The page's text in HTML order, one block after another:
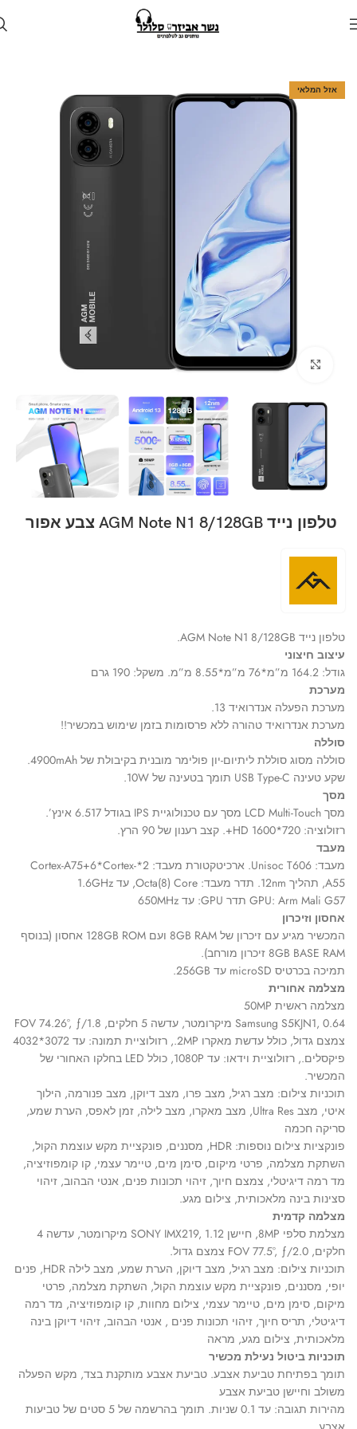
אזל המלאי
Click to enlarge
טלפון נייד AGM Note N1 8/128GB צבע אפור
טלפון נייד AGM Note N1 8/128GB.
עיצוב חיצוני
גודל: 164.2 מ”מ*76 מ”מ*8.55 מ”מ. משקל: 190 גרם
מערכת
מערכת הפעלה אנדרואיד 13.
מערכת אנדרואיד טהורה ללא פרסומות בזמן שימוש במכשיר!!
סוללה
סוללה מסוג סוללת ליתיום-יון פולימר מובנית בקיבולת של 4900mAh.
שקע טעינה USB Type-C תומך בטעינה של 10W.
מסך
מסך LCD Multi-Touch מסך עם טכנולוגיית IPS בגודל 6.517 אינץ’.
רזולוציה: 720*1600 HD+. קצב רענון של 90 הרץ.
מעבד
מעבד: Unisoc T606. ארכיטקטורת מעבד: 2*Cortex-A75+6*Cortex-
A55, תהליך 12nm. תדר מעבד: Octa(8) Core, עד 1.6GHz
GPU: Arm Mali G57 תדר GPU: עד 650MHz
אחסון וזיכרון
המכשיר מגיע עם זיכרון של 8GB RAM ועם 128GB ROM אחסון (בנוסף
8GB BASE RAM זיכרון מורחב).
תמיכה בכרטיס microSD עד 256GB.
מצלמה אחורית
מצלמה ראשית 50MP
Samsung S5KJN1, 0.64 מיקרומטר, עדשה 5 חלקים, FOV 74.26°, ƒ/1.8
צמצם גדול, כולל עדשת מאקרו 2MP., רזולוציית תמונה: עד 3072*4032
פיקסלים., רזולוציית וידאו: עד 1080P, כולל LED בחלקו האחורי של
המכשיר.
תוכניות צילום: מצב רגיל, מצב פרו, מצב דיוקן, מצב פנורמה, הילוך
איטי, מצב Ultra Res, מצב מאקרו, מצב לילה, זמן לאפס, הערת שמע,
סריקה חכמה
פונקציות צילום נוספות: HDR, מסננים, פונקציית מקש עוצמת הקול,
השתקת מצלמה, פרטי מיקום, סימן מים, טיימר עצמי, קו קומפוזיציה,
מד רמה דיגיטלי, צמצם חיוך, זיהוי תכונות פנים, אנטי הבהוב, זיהוי
סצינות בינה מלאכותית, צילום מגע.
מצלמה קדמית
מצלמת סלפי 8MP, חיישן SONY IMX219, 1.12 מיקרומטר, עדשה 4
חלקים, FOV 77.5°, ƒ/2.0 צמצם גדול.
תוכניות צילום: מצב רגיל, מצב דיוקן, הערת שמע, מצב לילה HDR, פנים
יופי, מסננים, פונקציית מקש עוצמת הקול, השתקת מצלמה, פרטי
מיקום, סימן מים, טיימר עצמי, צילום מחוות, קו קומפוזיציה, מד רמה
דיגיטלי, תריס חיוך, זיהוי תכונות פנים , אנטי הבהוב, זיהוי דיוקן בינה
מלאכותית, צילום מגע, מראה
תוכניות ביטול נעילת מכשיר
תומך בפתיחת טביעת אצבע. טביעת אצבע מותקנת בצד, מקש הפעלה
משולב וחיישן טביעת אצבע
מהירות תגובה: עד 0.1 שניות. תומך בהרשמה של 5 סטים של טביעות